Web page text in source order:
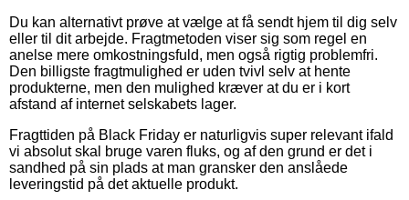
Du kan alternativt prøve at vælge at få sendt hjem til dig selv
eller til dit arbejde. Fragtmetoden viser sig som regel en
anelse mere omkostningsfuld, men også rigtig problemfri.
Den billigste fragtmulighed er uden tvivl selv at hente
produkterne, men den mulighed kræver at du er i kort
afstand af internet selskabets lager.
Fragttiden på Black Friday er naturligvis super relevant ifald
vi absolut skal bruge varen fluks, og af den grund er det i
sandhed på sin plads at man gransker den anslåede
leveringstid på det aktuelle produkt.